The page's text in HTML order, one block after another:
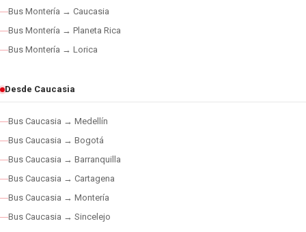
Bus Montería → Caucasia
Bus Montería → Planeta Rica
Bus Montería → Lorica
Desde Caucasia
Bus Caucasia → Medellín
Bus Caucasia → Bogotá
Bus Caucasia → Barranquilla
Bus Caucasia → Cartagena
Bus Caucasia → Montería
Bus Caucasia → Sincelejo